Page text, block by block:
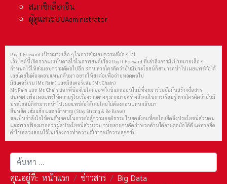
สมาชิกล็อกอิน
ผู้ดูแลระบบAdministrator
Pay It Forward เป้าหมายเล็ก ๆ ในการส่งมอบความดีต่อ ๆ ไป
เว็ปไซต์นี้เกิดจากแรงบันดาลใจในภาพยนต์เรื่อง Pay It Forward ที่เล่าถึงการมีเป้าหมายเล็ก ๆ
กำหนดไว้ให้ส่งมอบความดีต่อไปอีก 3 คน หากใครคิดว่ามันมีประโยชน์ก็สามารถนำไปเผยแพร่ต่อได้
เลยโดยไม่ต้องตอบแทนกลับมา อยากให้ส่งต่อเพื่อถ่ายทอดต่อไป
มิสเตอร์เรน (Mr. Rain) และมิสเตอร์เชน (Mr. Chain)
Mr. Rain และ Mr. Chain สองพี่น้องในโลกออฟไลน์และออนไลน์ที่จะมาร่วมมือกันสร้างสื่อสาร
สนเทศ เพื่อเผยแพร่ให้ความรู้ในเรื่องราวต่างๆ มากมายสร้างสังคมในการเรียนรู้ หากใครคิดว่ามันมี
ประโยชน์ก็สามารถนำไปเผยแพร่ต่อได้เลยโดยไม่ต้องตอบแทนกลับมา
ยืนหยัด เข้มแข็ง และกล้าหาญ (Stay Strong & Be Brave)
ขอเป็นกำลังใจให้คนดีทุกคนในการต่อสู้ความอยุติธรรม ในยุคสังคมที่คดโกงยึดถึงประโยชน์ส่วนตน
และพวกฟ้องมากกว่าผลประโยชน์ส่วนรวม จนหลายคนคิดว่าพวกด้านได้อายอดมักได้ดี แต่หากยึด
คำในหลวงสอนไว้ในเรื่องการทำความดีเราจะมีความสุขครับ
การค้นหา
คุณอยู่ที่: หน้าแรก ข่าวสาร
Big Data